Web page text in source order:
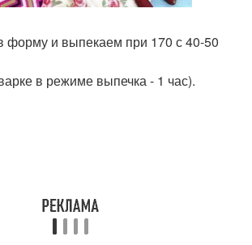
форму и выпекаем при 170 с 40-50
в режиме выпечка - 1 час).